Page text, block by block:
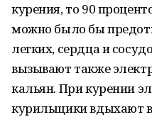
курения, то 90
можно было бы
легких, сердца и
вызывают также
кальян. При курении
курильщики вдыхают